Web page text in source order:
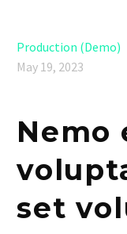
Production (Demo)
May 19, 2023
Nemo
set